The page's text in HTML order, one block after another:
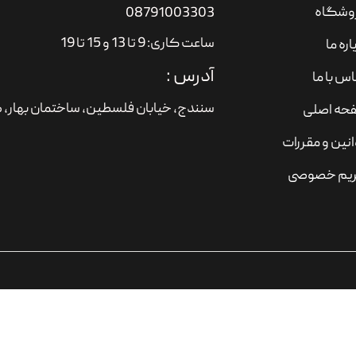
ما
با ما
اصلی
و مقررات
خصوصی
08791003303
ساعت کاری: 9 تا 13 و 15 تا 19
آدرس :
سنندج، خیابان فلسطین،‌ ساختمان بهار،